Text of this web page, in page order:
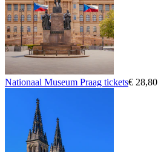
Nationaal Museum Praag tickets€ 28,80